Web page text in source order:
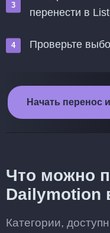
перенести в
Проверьте
Начать перенос
Что можно
Dailymotion
Категории,